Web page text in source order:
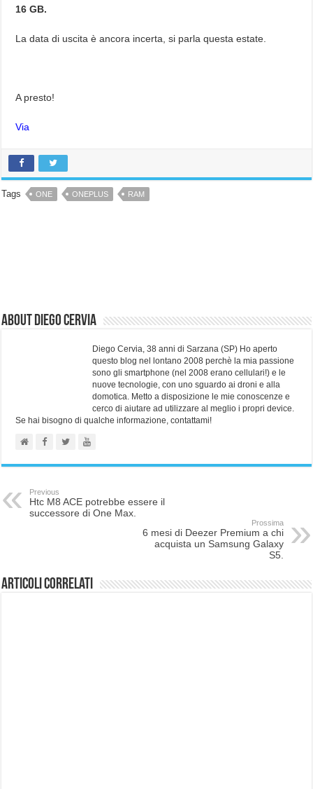
16 GB.
La data di uscita è ancora incerta, si parla questa estate.
A presto!
Via
Tags ONE ONEPLUS RAM
About Diego Cervia
Diego Cervia, 38 anni di Sarzana (SP) Ho aperto
questo blog nel lontano 2008 perchè la mia passione
sono gli smartphone (nel 2008 erano cellulari!) e le
nuove tecnologie, con uno sguardo ai droni e alla
domotica. Metto a disposizione le mie conoscenze e
cerco di aiutare ad utilizzare al meglio i propri device.
Se hai bisogno di qualche informazione, contattami!
Previous
Htc M8 ACE potrebbe essere il
successore di One Max.
Prossima
6 mesi di Deezer Premium a chi
acquista un Samsung Galaxy
S5.
Articoli correlati